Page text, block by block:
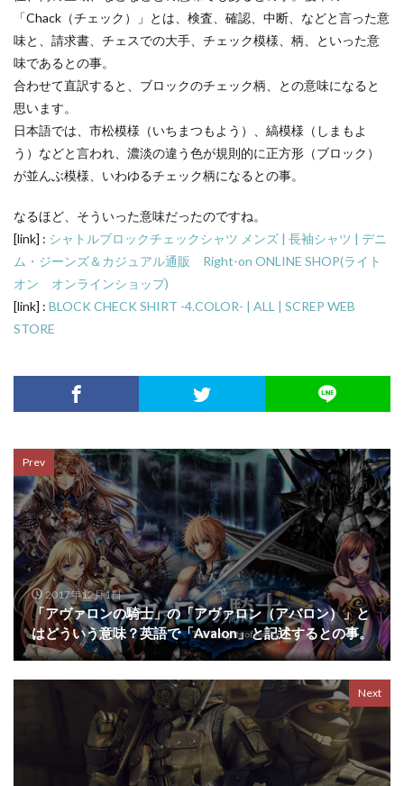
「Chack（チェック）」とは、検査、確認、中断、などと言った意
味と、請求書、チェスでの大手、チェック模様、柄、といった意
味であるとの事。
合わせて直訳すると、ブロックのチェック柄、との意味になると
思います。
日本語では、市松模様（いちまつもよう）、縞模様（しまもよ
う）などと言われ、濃淡の違う色が規則的に正方形（ブロック）
が並んぶ模様、いわゆるチェック柄になるとの事。
なるほど、そういった意味だったのですね。
[link] : シャトルブロックチェックシャツ メンズ | 長袖シャツ | デニ
ム・ジーンズ＆カジュアル通販 Right-on ONLINE SHOP(ライト
オン オンラインショップ)
[link] : BLOCK CHECK SHIRT -4.COLOR- | ALL | SCREP WEB
STORE
Prev
2017年12月1日
「アヴァロンの騎士」の「アヴァロン（アバロン）」と
はどういう意味？英語で「Avalon」と記述するとの事。
Next